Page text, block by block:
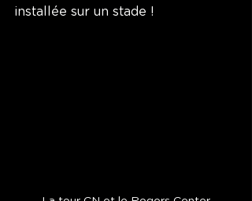
installée sur un stade !